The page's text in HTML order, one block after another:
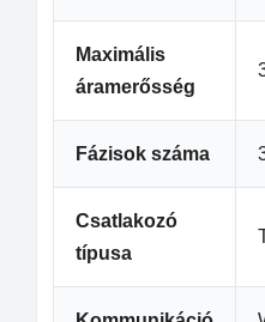
Maximális
áramerősség
Fázisok száma
Csatlakozó
típusa